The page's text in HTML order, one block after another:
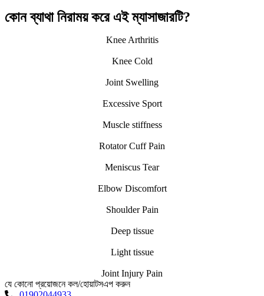
কোন ব্যাথা নিরাময় করে এই ম্যাসাজারটি?
Knee Arthritis
Knee Cold
Joint Swelling
Excessive Sport
Muscle stiffness
Rotator Cuff Pain
Meniscus Tear
Elbow Discomfort
Shoulder Pain
Deep tissue
Light tissue
Joint Injury Pain
যে কোনো প্রয়োজনে কল/হোয়াটসএপ করুন